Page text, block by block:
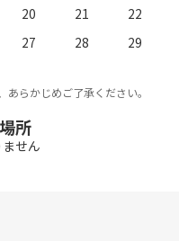
20 21
22
27 28
29
らかじめご了承ください。
所
せん